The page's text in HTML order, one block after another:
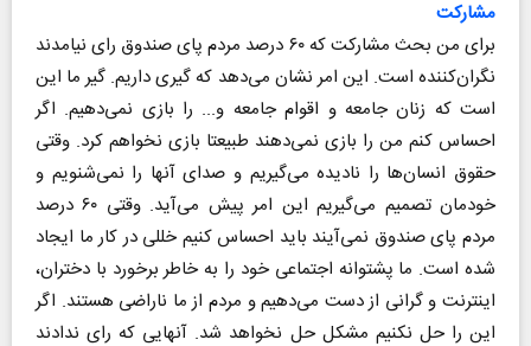
مشارکت
برای من بحث مشارکت که ۶۰ درصد مردم پای صندوق رای نیامدند
نگران‌کننده است. این امر نشان می‌‌دهد که گیری داریم. گیر ما این
است که زنان جامعه و اقوام جامعه و... را بازی نمی‌دهیم. اگر
احساس کنم من را بازی نمی‌دهند طبیعتا بازی نخواهم کرد. وقتی
حقوق انسان‌ها را نادیده می‌گیریم و صدای آنها را نمی‌شنویم و
خودمان تصمیم می‌گیریم این امر پیش می‌آید. وقتی ۶۰ درصد
مردم پای صندوق نمی‌آیند باید احساس کنیم خللی در کار ما ایجاد
شده است. ما پشتوانه اجتماعی خود را به خاطر برخورد با دختران،
اینترنت و گرانی از دست می‌دهیم و مردم از ما ناراضی هستند. اگر
این را حل نکنیم مشکل حل نخواهد شد. آنهایی که رای ندادند